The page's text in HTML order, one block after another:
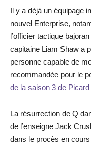
Il y a déjà un équipage
nouvel Enterprise,
l’officier tactique
capitaine Liam Shaw a
personne capable de
recommandée pour le
de la saison 3 de
La résurrection de Q
de l’enseigne Jack
dans le procès en